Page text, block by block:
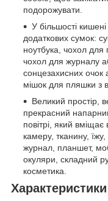
подорожувати.
У більшості
додаткових сумок:
ноутбука, чохол
чохол для журналу
сонцезахисних очок
мішок для пляшки з
Великий простір,
прекрасний
повітрі, який
камеру, тканину,
журнал, планшет,
окуляри, складний
косметика.